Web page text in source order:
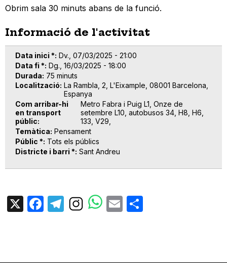
Obrim sala 30 minuts abans de la funció.
Informació de l'activitat
Data inici * Dv., 07/03/2025 - 21:00
Data fi * Dg., 16/03/2025 - 18:00
Durada 75 minuts
Localització La Rambla, 2, L'Eixample, 08001 Barcelona,
Espanya
Com arribar-hi
en transport
públic
Metro Fabra i Puig L1, Onze de
setembre L10, autobusos 34, H8, H6,
133, V29,
Temàtica Pensament
Públic * Tots els públics
Districte i barri * Sant Andreu
X Facebook
TelegramEmail